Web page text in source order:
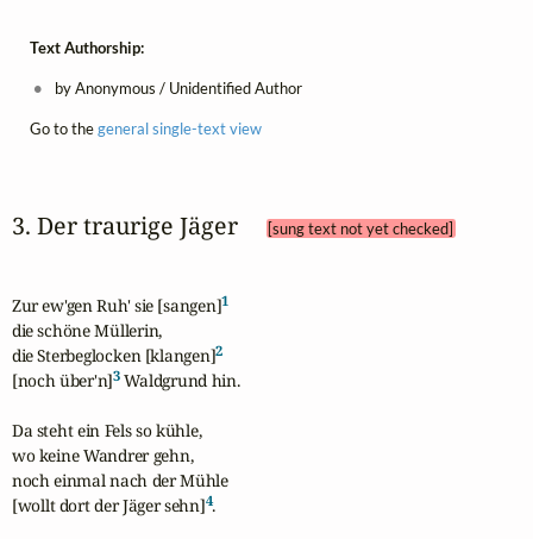
Text Authorship:
by Anonymous / Unidentified Author
Go to thegeneral single-text view
3. Der traurige Jäger [sung text not yet checked]
Zur ew'gen Ruh' sie [sangen]1
die schöne Müllerin,
die Sterbeglocken [klangen]2
[noch über'n]3 Waldgrund hin.
Da steht ein Fels so kühle,
wo keine Wandrer gehn,
noch einmal nach der Mühle
[wollt dort der Jäger sehn]4.